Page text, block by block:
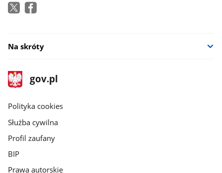
Na skróty
stopka
gov.pl
Strona
gov.pl
gov.pl
Polityka cookies
Służba cywilna
Profil zaufany
BIP
Prawa autorskie